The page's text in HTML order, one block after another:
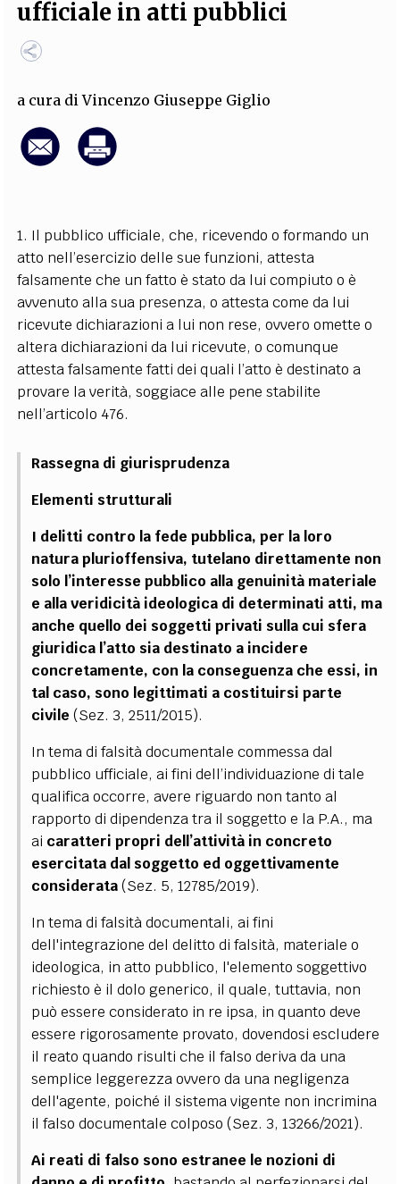
EXTRA
CODICI
SOCIAL MEDIA
ufficiale in atti pubblici
a cura diVincenzo Giuseppe Giglio
1. Il pubblico ufficiale, che, ricevendo o formando un
atto nell’esercizio delle sue funzioni, attesta
falsamente che un fatto è stato da lui compiuto o è
avvenuto alla sua presenza, o attesta come da lui
ricevute dichiarazioni a lui non rese, ovvero omette o
altera dichiarazioni da lui ricevute, o comunque
attesta falsamente fatti dei quali l’atto è destinato a
provare la verità, soggiace alle pene stabilite
nell’articolo 476.
Rassegna di giurisprudenza
Elementi strutturali
I delitti contro la fede pubblica, per la loro
natura plurioffensiva, tutelano direttamente non
solo l’interesse pubblico alla genuinità materiale
e alla veridicità ideologica di determinati atti, ma
anche quello dei soggetti privati sulla cui sfera
giuridica l’atto sia destinato a incidere
concretamente, con la conseguenza che essi, in
tal caso, sono legittimati a costituirsi parte
civile (Sez. 3, 2511/2015).
In tema di falsità documentale commessa dal
pubblico ufficiale, ai fini dell’individuazione di tale
qualifica occorre, avere riguardo non tanto al
rapporto di dipendenza tra il soggetto e la P.A., ma
ai caratteri propri dell’attività in concreto
esercitata dal soggetto ed oggettivamente
considerata(Sez. 5, 12785/2019).
In tema di falsità documentali, ai fini
dell'integrazione del delitto di falsità, materiale o
ideologica, in atto pubblico, l'elemento soggettivo
richiesto è il dolo generico, il quale, tuttavia, non
può essere considerato in re ipsa, in quanto deve
essere rigorosamente provato, dovendosi escludere
il reato quando risulti che il falso deriva da una
semplice leggerezza ovvero da una negligenza
dell'agente, poiché il sistema vigente non incrimina
il falso documentale colposo (Sez. 3, 13266/2021).
Ai reati di falso sono estranee le nozioni di